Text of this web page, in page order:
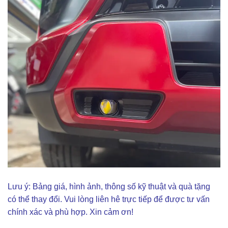
Lưu ý: Bảng giá, hình ảnh, thông số kỹ thuật và quà tặng
có thể thay đổi. Vui lòng liên hê trực tiếp để được tư vấn
chính xác và phù hợp. Xin cảm ơn!